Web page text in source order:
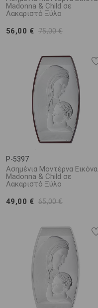
Madonna & Child σε
Λακαριστό Ξύλο
56,00 € 75,00 €
P-5397
Ασημένια Μοντέρνα Εικόνα
Madonna & Child σε
Λακαριστό Ξύλο
49,00 € 65,00 €